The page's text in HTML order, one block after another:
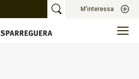
M'interessa